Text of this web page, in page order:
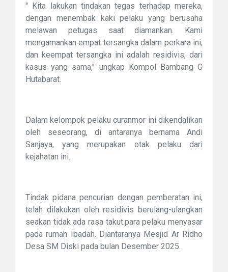
" Kita lakukan tindakan tegas terhadap mereka,
dengan menembak kaki pelaku yang berusaha
melawan petugas saat diamankan. Kami
mengamankan empat tersangka dalam perkara ini,
dan keempat tersangka ini adalah residivis, dari
kasus yang sama," ungkap Kompol Bambang G
Hutabarat.
Dalam kelompok pelaku curanmor ini dikendalikan
oleh seseorang, di antaranya bernama Andi
Sanjaya, yang merupakan otak pelaku dari
kejahatan ini.
Tindak pidana pencurian dengan pemberatan ini,
telah dilakukan oleh residivis berulang-ulangkan
seakan tidak ada rasa takut.para pelaku menyasar
pada rumah Ibadah. Diantaranya Mesjid Ar Ridho
Desa SM Diski pada bulan Desember 2025.